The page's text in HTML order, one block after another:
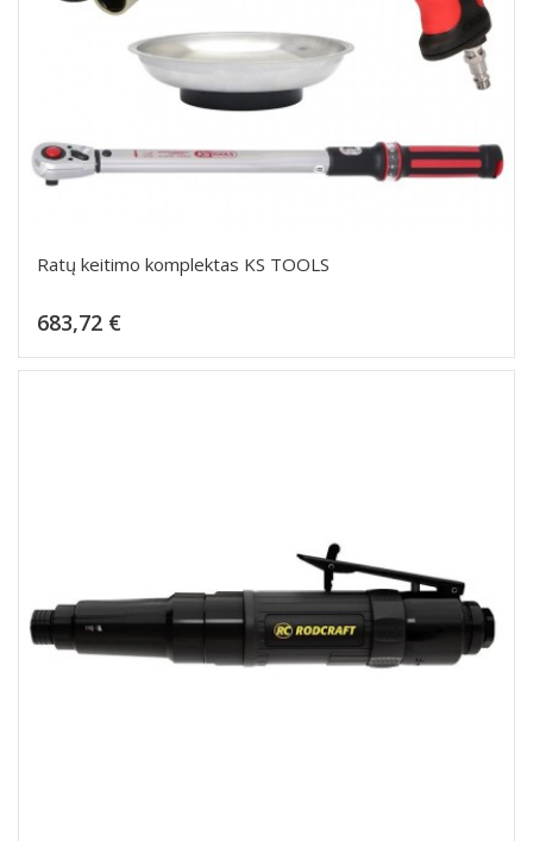
Ratų keitimo komplektas KS TOOLS
683,72 €